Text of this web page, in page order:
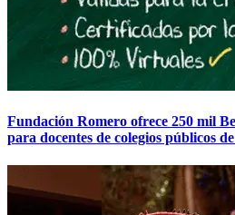
Fundación Romero ofrece 250 mil
para docentes de colegios públicos